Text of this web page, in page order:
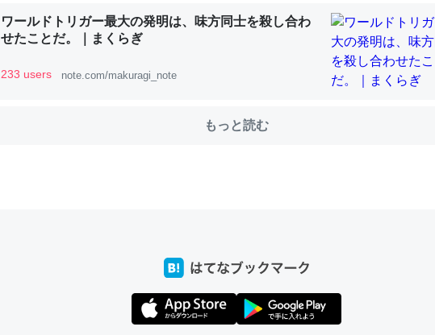
ウチもEchoを実家に置いて４年。でたまに覗いてる。ぼちぼちRingも置こうかと
中。あと、Googleマップで位置情報を共有してる。電池残量や充電中かが分かるの
れ見て生きてるなって分かる。
を実質100倍以上に伸ばす効果があるはず……
─たまにLINEするくらいだった遠方の父67歳と僕。ITツール導入でコミュニケーションが劇的に変
ワールドトリガー最大の発明は、味方同士を殺し合わ
せたことだ。｜まくらぎ
233 users note.com/makuragi_note
もっと読む